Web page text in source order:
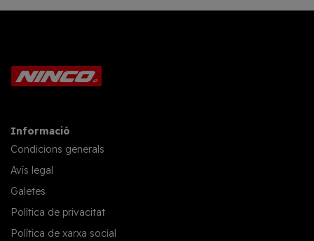
Informació
Condicions generals
Avís legal
Galetes
Política de privacitat
Política de xarxa social